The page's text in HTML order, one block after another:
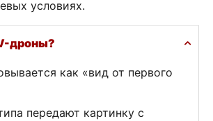
условиях.
дроны?
как «вид от первого
передают картинку с